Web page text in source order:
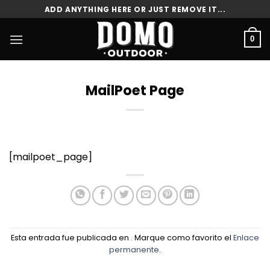
al
contenido
ADD ANYTHING HERE OR JUST REMOVE IT...
0
MailPoet Page
[mailpoet_page]
Esta entrada fue publicada en . Marque como favorito el Enlace
permanente.